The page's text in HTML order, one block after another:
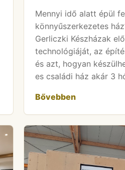
Mennyi idő alatt épül
könnyűszerkezetes
Gerliczki Készházak
technológiáját, az
és azt, hogyan
es családi ház akár 3
Bővebben